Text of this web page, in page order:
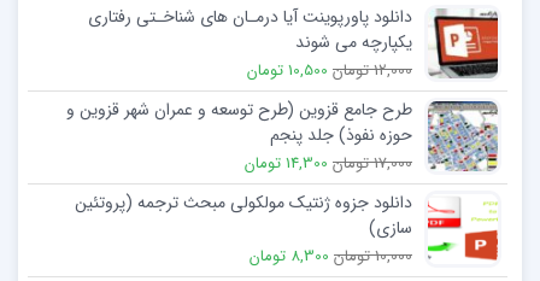
دانلود پاورپوینت آیا درمـان ­های شناخـتی رفتاری
یکپارچه می شوند
12,000 تومان 10,500 تومان
طرح جامع قزوین (طرح توسعه و عمران شهر قزوین و
حوزه نفوذ) جلد پنجم
17,000 تومان 14,300 تومان
دانلود جزوه ژنتیک مولکولی مبحث ترجمه (پروتئین
سازی)
10,000 تومان 8,300 تومان